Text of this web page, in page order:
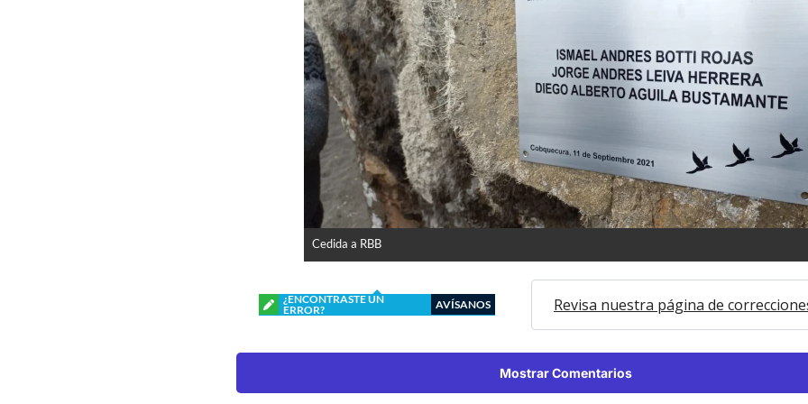
Cedida a RBB
¿ENCONTRASTE UN
ERROR?
AVÍSANOS Revisa nuestra página de
Mostrar Comentarios